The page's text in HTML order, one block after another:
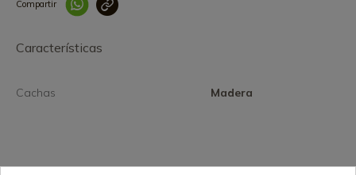
Compartir
Características
Cachas Madera